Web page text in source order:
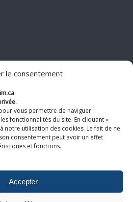
le consentement
vous permettre de naviguer
fonctionnalités du site. En cliquant «
notre utilisation des cookies. Le fait de ne
consentement peut avoir un effet
et fonctions.
Accepter
CFIM
nous